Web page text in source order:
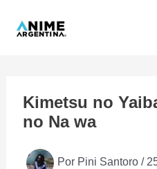
Kimetsu no
no Na wa
Por Pini Santoro /